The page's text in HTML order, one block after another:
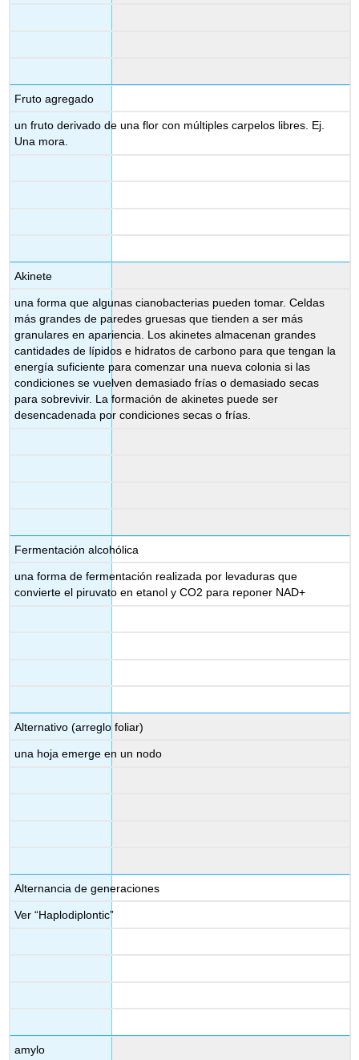
Fruto agregado
un fruto derivado de una flor con múltiples carpelos libres. Ej.
Una mora.
Akinete
una forma que algunas cianobacterias pueden tomar. Celdas
más grandes de paredes gruesas que tienden a ser más
granulares en apariencia. Los akinetes almacenan grandes
cantidades de lípidos e hidratos de carbono para que tengan la
energía suficiente para comenzar una nueva colonia si las
condiciones se vuelven demasiado frías o demasiado secas
para sobrevivir. La formación de akinetes puede ser
desencadenada por condiciones secas o frías.
Fermentación alcohólica
una forma de fermentación realizada por levaduras que
convierte el piruvato en etanol y CO2 para reponer NAD+
Alternativo (arreglo foliar)
una hoja emerge en un nodo
Alternancia de generaciones
Ver “Haplodiplontic”
amylo